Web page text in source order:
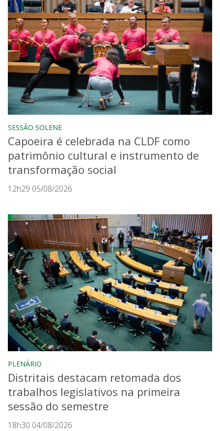
SESSÃO SOLENE
Capoeira é celebrada na CLDF como
patrimônio cultural e instrumento de
transformação social
12h29 05/08/2026
PLENÁRIO
Distritais destacam retomada dos
trabalhos legislativos na primeira
sessão do semestre
18h30 04/08/2026